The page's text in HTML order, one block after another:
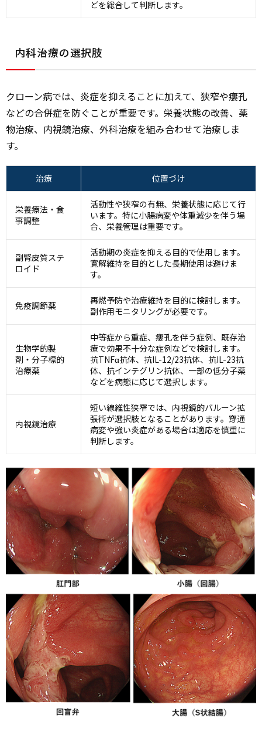
どを総合して判断します。
内科治療の選択肢
クローン病では、炎症を抑えることに加えて、狭窄や瘻孔
などの合併症を防ぐことが重要です。栄養状態の改善、薬
物治療、内視鏡治療、外科治療を組み合わせて治療しま
す。
治療 位置づけ
栄養療法・食
事調整
活動性や狭窄の有無、栄養状態に応じて行
います。特に小腸病変や体重減少を伴う場
合、栄養管理は重要です。
副腎皮質ステ
ロイド
活動期の炎症を抑える目的で使用します。
寛解維持を目的とした長期使用は避けま
す。
免疫調節薬
再燃予防や治療維持を目的に検討します。
副作用モニタリングが必要です。
生物学的製
剤・分子標的
治療薬
中等症から重症、瘻孔を伴う症例、既存治
療で効果不十分な症例などで検討します。
抗TNFα抗体、抗IL-12/23抗体、抗IL-23抗
体、抗インテグリン抗体、一部の低分子薬
などを病態に応じて選択します。
内視鏡治療
短い線維性狭窄では、内視鏡的バルーン拡
張術が選択肢となることがあります。穿通
病変や強い炎症がある場合は適応を慎重に
判断します。